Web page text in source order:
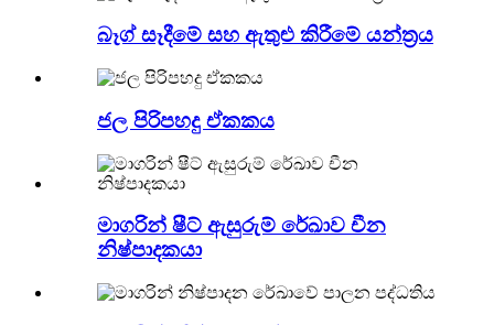
බෑග් සෑදීමේ සහ ඇතුළු කිරීමේ යන්ත්‍රය
ජල පිරිපහදු ඒකකය
මාගරින් ෂීට් ඇසුරුම් රේඛාව චීන
නිෂ්පාදකයා